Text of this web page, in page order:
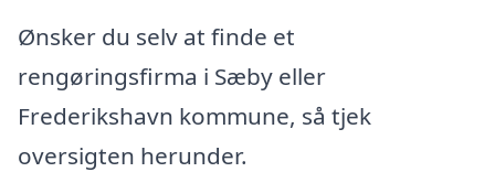
Ønsker du selv at finde et
rengøringsfirma i Sæby eller
Frederikshavn kommune, så tjek
oversigten herunder.